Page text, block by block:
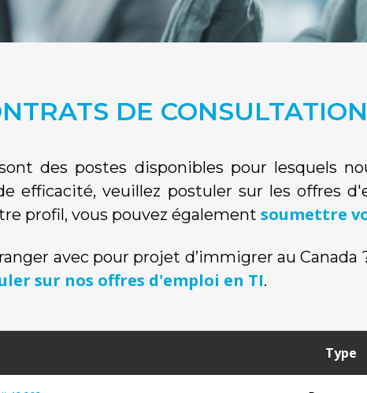
DE
des postes disponibles pour lesquels
efficacité, veuillez postuler sur les offres
profil, vous pouvez également soumettre
avec pour projet d’immigrer au Canada
sur nos offres d'emploi en TI.
Type